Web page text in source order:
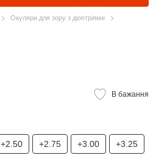
Окуляри для зору з діоптріями
В бажання
+2.50 +2.75 +3.00 +3.25